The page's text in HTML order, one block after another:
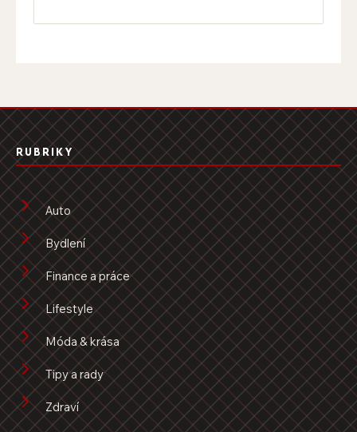
RUBRIKY
Auto
Bydlení
Finance a práce
Lifestyle
Móda & krása
Tipy a rady
Zdraví